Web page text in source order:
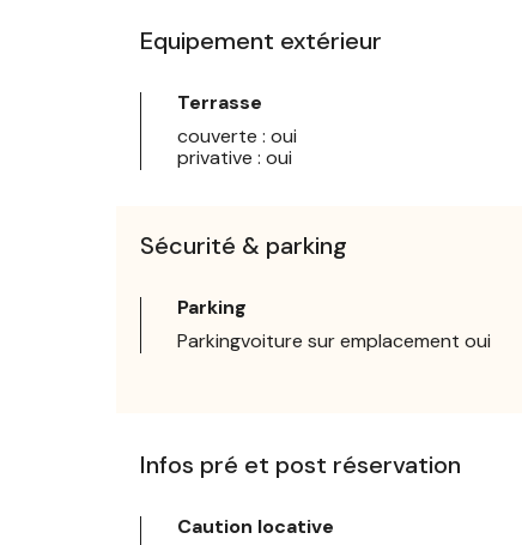
Equipement extérieur
Terrasse
couverte : oui
privative : oui
Sécurité & parking
Parking
Parkingvoiture sur emplacement oui
Infos pré et post réservation
Caution locative